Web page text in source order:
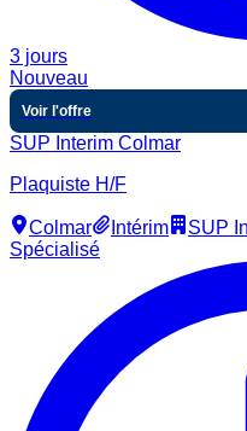
3 jours
Nouveau
Voir l'offre
SUP Interim Colmar
Plaquiste H/F
Colmar Intérim SUP
Spécialisé